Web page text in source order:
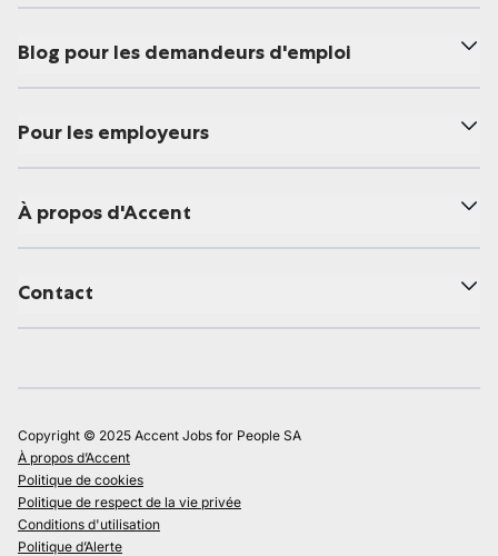
Blog pour les demandeurs d'emploi
Pour les employeurs
À propos d'Accent
Contact
Copyright © 2025 Accent Jobs for People SA
À propos d’Accent
Politique de cookies
Politique de respect de la vie privée
Conditions d'utilisation
Politique d’Alerte